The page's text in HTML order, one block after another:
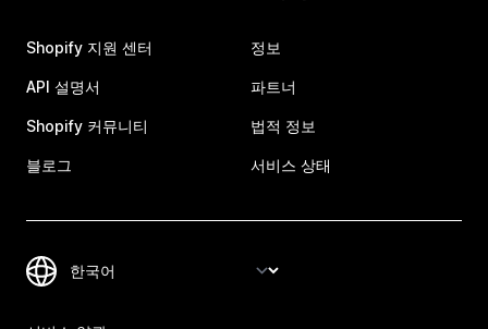
Shopify 지원 센터
API 설명서
Shopify 커뮤니티
블로그
정보
파트너
법적 정보
서비스 상태